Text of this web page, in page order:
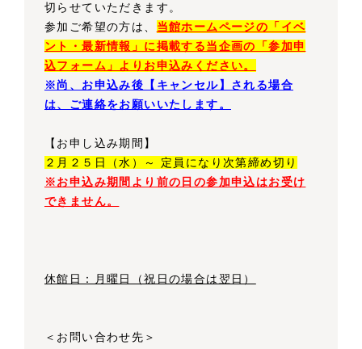
切らせていただきます。
参加ご希望の方は、 当館ホームページの「イベ
ント・最新情報」に掲載する当企画の「参加申
込フォーム」よりお申込みください。
※尚、お申込み後【キャンセル】される場合
は、ご連絡をお願いいたします。
【お申し込み期間】
２月２５日（水）～ 定員になり次第締め切り
※お申込み期間より前の日の参加申込はお受け
できません。
休館日：月曜日（祝日の場合は翌日）
＜お問い合わせ先＞